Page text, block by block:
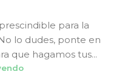
para la
lo dudes, ponte en
que hagamos tus...